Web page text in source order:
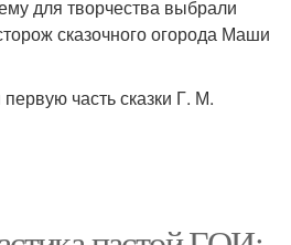
для творчества выбрали
сказочного огорода Маши
часть сказки Г. М.